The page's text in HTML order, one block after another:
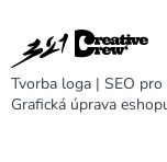
Tvorba loga | SEO
Grafická úprava